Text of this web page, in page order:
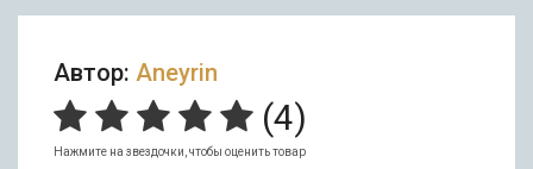
Автор: Aneyrin
(4)
Нажмите на звездочки, чтобы оценить товар